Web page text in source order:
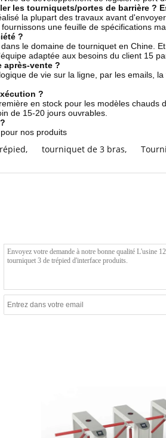
les tourniquets/portes de barrière ?
la plupart des travaux avant
une feuille de spécifications
?
le domaine de tourniquet en Chine.
adaptée aux besoins du client 15
après-vente ?
de vie sur la ligne, par les emails,
?
en stock pour les modèles
de 15-20 jours ouvrables.
nos produits
, tourniquet de 3 bras,